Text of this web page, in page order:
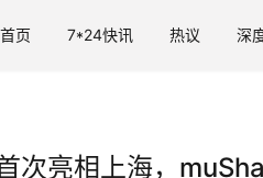
首页 7*24快讯 热议 深
次亮相上海，